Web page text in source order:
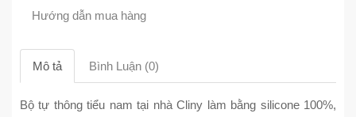
Hướng dẫn mua hàng
Mô tả Bình Luận (0)
Bộ tự thông tiểu nam tại nhà Cliny làm bằng silicone 100%,